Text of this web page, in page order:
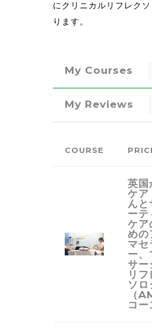
にクリニカルリフレク
ります。
My Courses
My Reviews
COURSE
英国
ケ
んと
ーテ
ケア
めの
マセ
ー、
サー
リフ
ソロ
（
コー